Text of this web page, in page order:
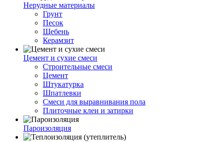
Нерудные материалы
Грунт
Песок
Щебень
Керамзит
Цемент и сухие смеси
Строительные смеси
Цемент
Штукатурка
Шпатлевки
Смеси для выравнивания пола
Плиточные клеи и затирки
Пароизоляция